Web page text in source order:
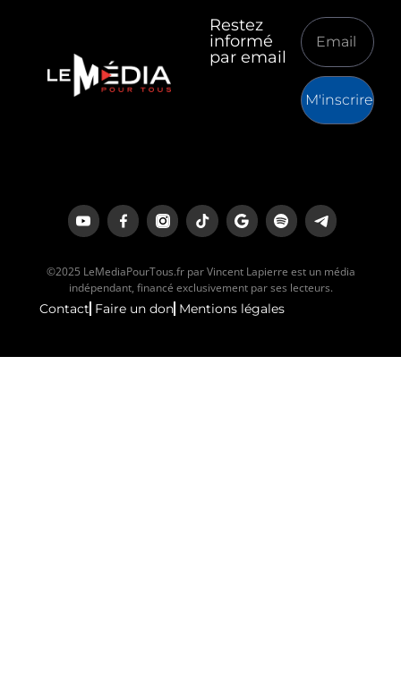
Restez
informé
par email
M'inscrire
©2025 LeMediaPourTous.fr par Vincent Lapierre est un média
indépendant, financé exclusivement par ses lecteurs.
Contact Faire un don Mentions légales